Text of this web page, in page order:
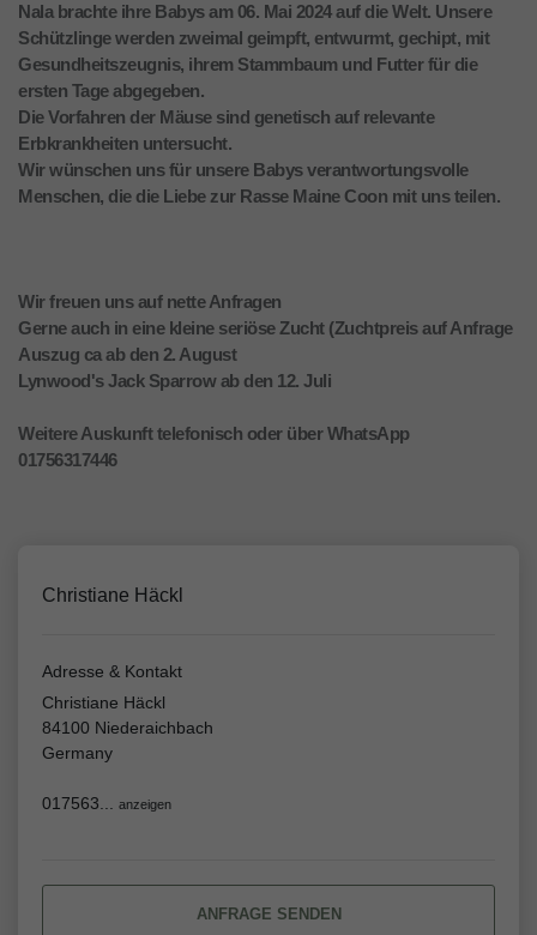
Nala brachte ihre Babys am 06. Mai 2024 auf die Welt. Unsere
Schützlinge werden zweimal geimpft, entwurmt, gechipt, mit
Gesundheitszeugnis, ihrem Stammbaum und Futter für die
ersten Tage abgegeben.
Die Vorfahren der Mäuse sind genetisch auf relevante
Erbkrankheiten untersucht.
Wir wünschen uns für unsere Babys verantwortungsvolle
Menschen, die die Liebe zur Rasse Maine Coon mit uns teilen.
Wir freuen uns auf nette Anfragen
Gerne auch in eine kleine seriöse Zucht (Zuchtpreis auf Anfrage
Auszug ca ab den 2. August
Lynwood's Jack Sparrow ab den 12. Juli
Weitere Auskunft telefonisch oder über WhatsApp
01756317446
Christiane Häckl
Adresse & Kontakt
Christiane Häckl
84100 Niederaichbach
Germany
017563... anzeigen
ANFRAGE SENDEN